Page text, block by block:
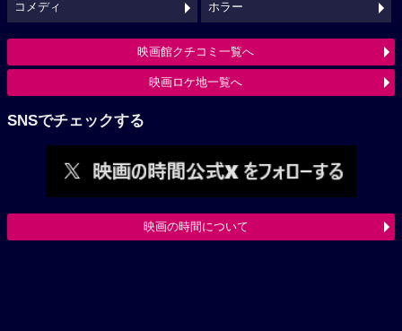
コメディ ホラー
映画館クチコミ一覧へ
映画ロケ地一覧へ
SNSでチェックする
映画の時間について